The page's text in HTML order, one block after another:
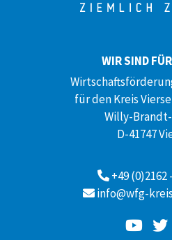
WIR SIND
für den Kreis
Willy-Brandt-
D-41747
+49 (0)2162
info@wfg-